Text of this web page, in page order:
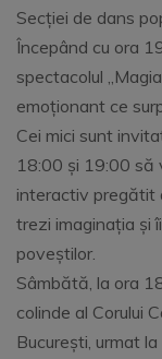
Secției de dans
Începând cu ora
spectacolul
emoționant ce
Cei mici sunt
18:00 și 19:00 să
interactiv pregătit
trezi imaginația și
poveștilor.
Sâmbătă, la ora
colinde al Corului
București, urmat